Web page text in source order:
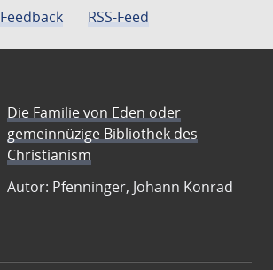
Feedback
RSS-Feed
Die Familie von Eden oder
gemeinnüzige Bibliothek des
Christianism
Autor: Pfenninger, Johann Konrad